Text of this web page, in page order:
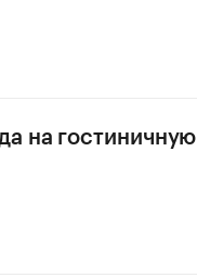
на гостиничную